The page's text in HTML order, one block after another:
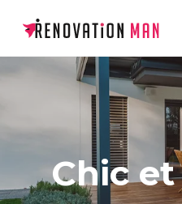
Chic